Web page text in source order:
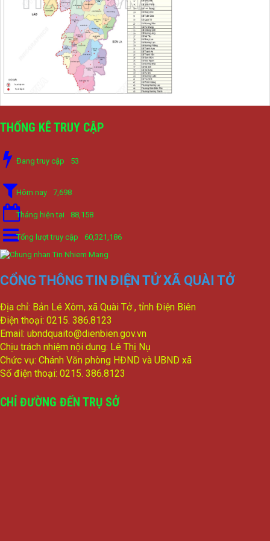
Kế hoạch giám sát việc thực hiện các quy định của pháp luật
về công tác thi hành án dân sự trên địa bàn huyện năm 2021,
lượt xem: 2385 | lượt tải:633
Quyết định thành lập đoàn giám sát việc thực hiện các quy
định của pháp luật về công tác thi hành án dân sự trên địa
230/CTr-TT HĐND
tỷ lệ 1/500 Khu trung tâm thị trấn Tuần Giáo huyện Tuần Giáo
tỉnh Điện Biên ( Khu dân cư số 1 Thị trấn Tuần Giáo; Khu dân
cư số 2 Thị trấn Tuần Giáo; Khu dân cư mới số 3
lượt xem: 2165 | lượt tải:777
2/CV-BDT
lượt xem: 2816 | lượt tải:767
Đề xuất nội dung giám sát năm 2024 của TT HĐND huyện
lượt xem: 3644 | lượt tải:1007
THỐNG KÊ TRUY CẬP
Đang truy cập 53
Hôm nay 7,698
Tháng hiện tại 88,158
Tổng lượt truy cập 60,321,186
CỔNG THÔNG TIN ĐIỆN TỬ XÃ QUÀI TỞ
Địa chỉ: Bản Lé Xôm, xã Quài Tở , tỉnh Điện Biên
Điện thoại: 0215. 386.8123
Email: ubndquaito@dienbien.gov.vn
Chịu trách nhiệm nội dung: Lê Thị Nụ
Chức vụ: Chánh Văn phòng HĐND và UBND xã
Số điện thoại: 0215. 386.8123
CHỈ ĐƯỜNG ĐẾN TRỤ SỞ